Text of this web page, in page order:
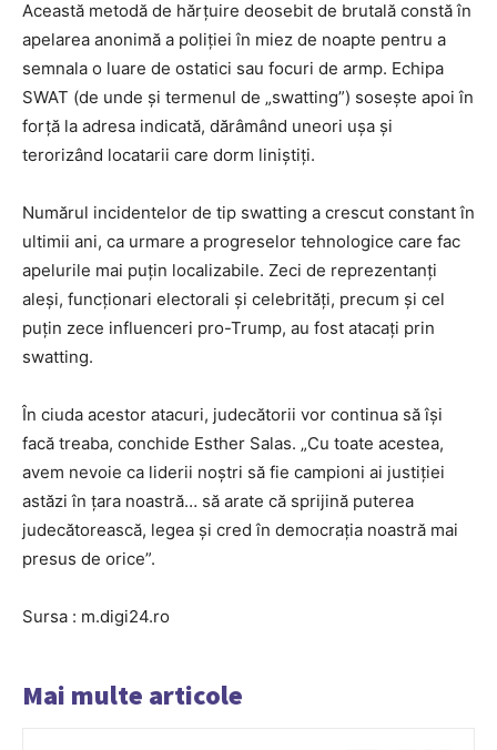
Această metodă de hărţuire deosebit de brutală constă în
apelarea anonimă a poliţiei în miez de noapte pentru a
semnala o luare de ostatici sau focuri de armp. Echipa
SWAT (de unde şi termenul de „swatting”) soseşte apoi în
forţă la adresa indicată, dărâmând uneori uşa şi
terorizând locatarii care dorm liniştiţi.
Numărul incidentelor de tip swatting a crescut constant în
ultimii ani, ca urmare a progreselor tehnologice care fac
apelurile mai puţin localizabile. Zeci de reprezentanţi
aleşi, funcţionari electorali şi celebrităţi, precum şi cel
puţin zece influenceri pro-Trump, au fost atacaţi prin
swatting.
În ciuda acestor atacuri, judecătorii vor continua să îşi
facă treaba, conchide Esther Salas. „Cu toate acestea,
avem nevoie ca liderii noştri să fie campioni ai justiţiei
astăzi în ţara noastră… să arate că sprijină puterea
judecătorească, legea şi cred în democraţia noastră mai
presus de orice”.
Sursa : m.digi24.ro
Mai multe articole